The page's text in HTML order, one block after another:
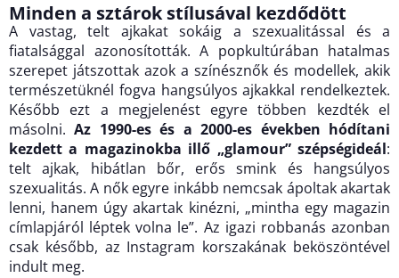
Minden a sztárok stílusával kezdődött
A vastag, telt ajkakat sokáig a szexualitással és a
fiatalsággal azonosították. A popkultúrában hatalmas
szerepet játszottak azok a színésznők és modellek, akik
természetüknél fogva hangsúlyos ajkakkal rendelkeztek.
Később ezt a megjelenést egyre többen kezdték el
másolni.Az 1990-es és a 2000-es években hódítani
kezdett a magazinokba illő „glamour” szépségideál:
telt ajkak, hibátlan bőr, erős smink és hangsúlyos
szexualitás. A nők egyre inkább nemcsak ápoltak akartak
lenni, hanem úgy akartak kinézni, „mintha egy magazin
címlapjáról léptek volna le”. Az igazi robbanás azonban
csak később, az Instagram korszakának beköszöntével
indult meg.